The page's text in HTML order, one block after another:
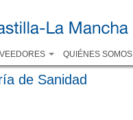
QUIÉNES SOMOS
de Sanidad